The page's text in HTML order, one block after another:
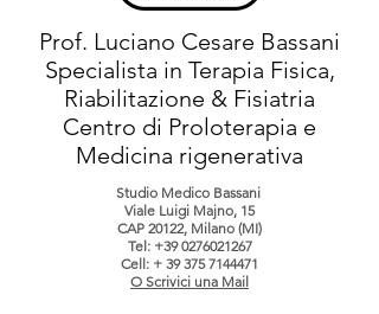
Prof. Luciano Cesare Bassani
Specialista in Terapia Fisica,
Riabilitazione & Fisiatria
Centro di Proloterapia e
Medicina rigenerativa
Studio Medico Bassani
Viale Luigi Majno, 15
CAP 20122, Milano (MI)
Tel: +39 0276021267
Cell: + 39 375 7144471
O Scrivici una Mail